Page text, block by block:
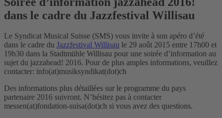
dans le cadre du Jazzfestival Willisau
Le Syndicat Musical Suisse (SMS) vous invite à son apéro d’été
dans le cadre du Jazzfestival Willisau le 29 août 2015 entre 17h00 et
19h30 dans la Stadtmühle Willisau pour une soirée d’information au
sujet du jazzahead! 2016. Pour de plus amples informations, veuillez
contacter: info(at)musiksyndikat(dot)ch
Des informations plus détaillées sur le programme du pays
partenaire 2016 suivront. N’hésitez pas à contacter
messen(at)fondation-suisa(dot)ch si vous avez des questions.